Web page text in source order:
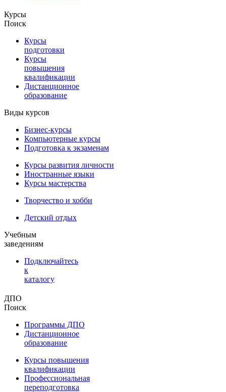
Курсы
Поиск
Курсы
подготовки
Курсы
повышения
квалификации
Дистанционное
образование
Виды курсов
Бизнес-курсы
Компьютерные курсы
Подготовка к экзаменам
Курсы развития личности
Иностранные языки
Курсы мастерства
Творчество и хобби
Детский отдых
Учебным
заведениям
Подключайтесь
к
каталогу
ДПО
Поиск
Программы ДПО
Дистанционное
образование
Курсы повышения
квалификации
Профессиональная
переподготовка